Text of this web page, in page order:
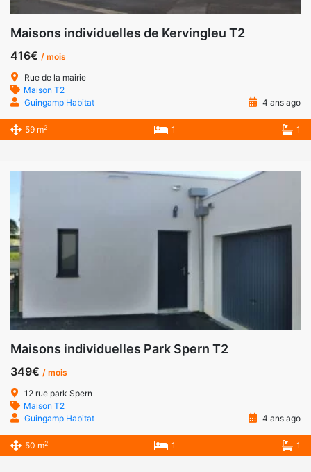
Maisons individuelles de Kervingleu T2
416€ / mois
Rue de la mairie
Maison T2
Guingamp Habitat
4 ans ago
59 m2 1 1
Maisons individuelles Park Spern T2
349€ / mois
12 rue park Spern
Maison T2
Guingamp Habitat
4 ans ago
50 m2 1 1